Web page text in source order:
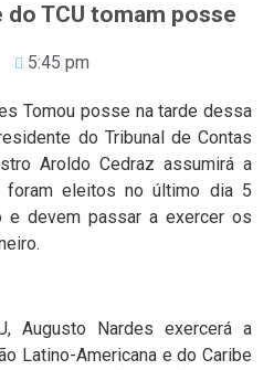
TCU tomam posse
5:45 pm
Tomou posse na tarde dessa
do Tribunal de Contas
Aroldo Cedraz assumirá a
foram eleitos no último dia 5
e devem passar a exercer os
Augusto Nardes exercerá a
Latino-Americana e do Caribe